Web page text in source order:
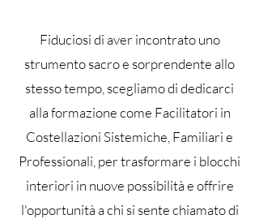
Fiduciosi di aver incontrato uno
strumento sacro e sorprendente allo
stesso tempo, scegliamo di dedicarci
alla formazione come Facilitatori in
Costellazioni Sistemiche, Familiari e
Professionali, per trasformare i blocchi
interiori in nuove possibilità e offrire
l'opportunità a chi si sente chiamato di